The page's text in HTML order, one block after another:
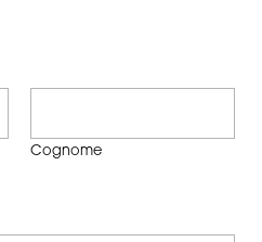
Cognome